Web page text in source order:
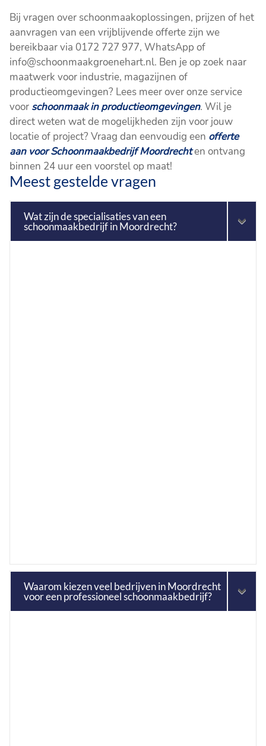
Bij vragen over schoonmaakoplossingen, prijzen of het
aanvragen van een vrijblijvende offerte zijn we
bereikbaar via 0172 727 977, WhatsApp of
info@schoonmaakgroenehart.nl. Ben je op zoek naar
maatwerk voor industrie, magazijnen of
productieomgevingen? Lees meer over onze service
voor schoonmaak in productieomgevingen. Wil je
direct weten wat de mogelijkheden zijn voor jouw
locatie of project? Vraag dan eenvoudig een offerte
aan voor Schoonmaakbedrijf Moordrechten ontvang
binnen 24 uur een voorstel op maat!
Meest gestelde vragen
Wat zijn de specialisaties van een
schoonmaakbedrijf in Moordrecht?
Waarom kiezen veel bedrijven in Moordrecht
voor een professioneel schoonmaakbedrijf?